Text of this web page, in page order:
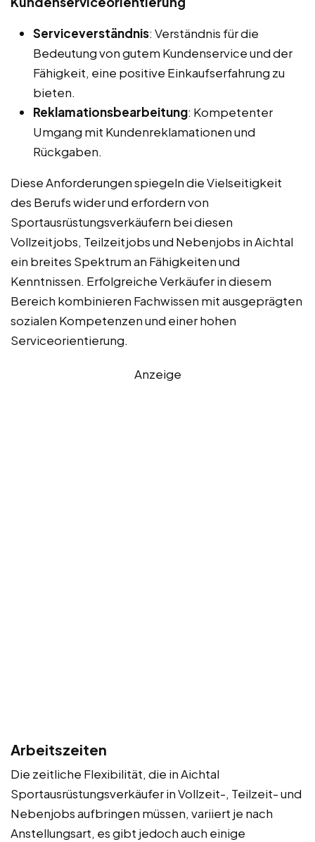
Serviceverständnis: Verständnis für die
Bedeutung von gutem Kundenservice und der
Fähigkeit, eine positive Einkaufserfahrung zu
bieten.
Reklamationsbearbeitung: Kompetenter
Umgang mit Kundenreklamationen und
Rückgaben.
Diese Anforderungen spiegeln die Vielseitigkeit
des Berufs wider und erfordern von
Sportausrüstungsverkäufern bei diesen
Vollzeitjobs, Teilzeitjobs und Nebenjobs in Aichtal
ein breites Spektrum an Fähigkeiten und
Kenntnissen. Erfolgreiche Verkäufer in diesem
Bereich kombinieren Fachwissen mit ausgeprägten
sozialen Kompetenzen und einer hohen
Serviceorientierung.
Anzeige
Arbeitszeiten
Die zeitliche Flexibilität, die in Aichtal
Sportausrüstungsverkäufer in Vollzeit-, Teilzeit- und
Nebenjobs aufbringen müssen, variiert je nach
Anstellungsart, es gibt jedoch auch einige